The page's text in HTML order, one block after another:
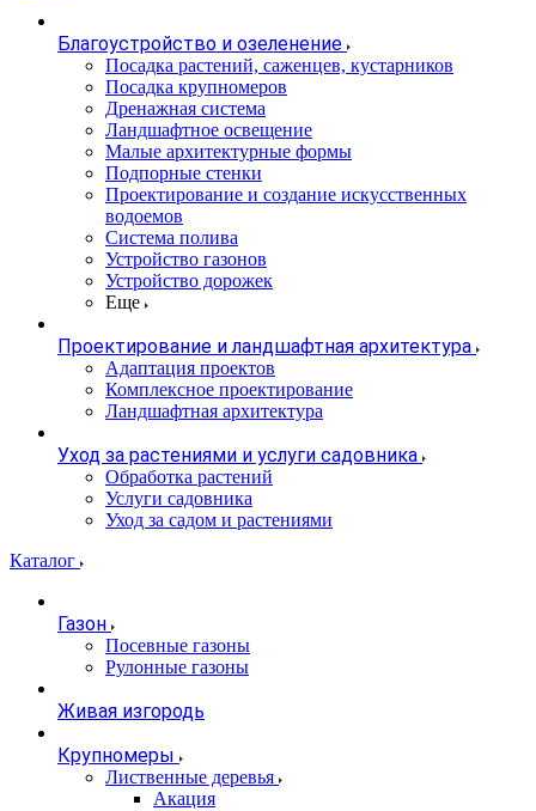
Благоустройство и озеленение
Посадка растений, саженцев, кустарников
Посадка крупномеров
Дренажная система
Ландшафтное освещение
Малые архитектурные формы
Подпорные стенки
Проектирование и создание искусственных
водоемов
Система полива
Устройство газонов
Устройство дорожек
Еще
Проектирование и ландшафтная архитектура
Адаптация проектов
Комплексное проектирование
Ландшафтная архитектура
Уход за растениями и услуги садовника
Обработка растений
Услуги садовника
Уход за садом и растениями
Каталог
Газон
Посевные газоны
Рулонные газоны
Живая изгородь
Крупномеры
Лиственные деревья
Акация